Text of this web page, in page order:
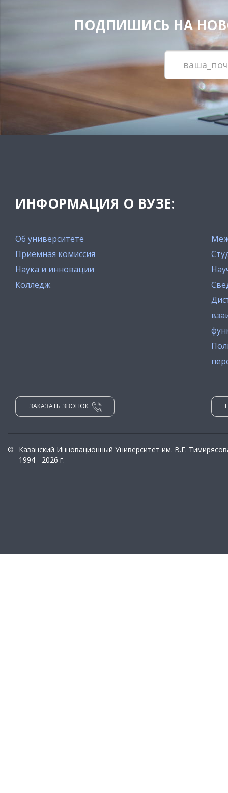
ПОДПИШИСЬ НА
ИНФОРМАЦИЯ О ВУЗЕ:
Об университете
Приемная комиссия
Наука и инновации
Колледж
ЗАКАЗАТЬ ЗВОНОК
©
Казанский Инновационный Университет им. В.Г.
1994 - 2026 г.